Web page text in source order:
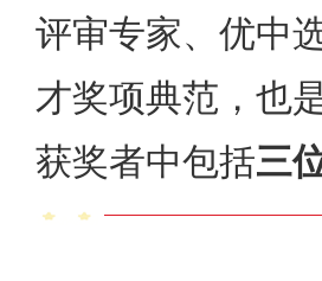
评审专家、优中
才奖项典范，也
获奖者中包括三